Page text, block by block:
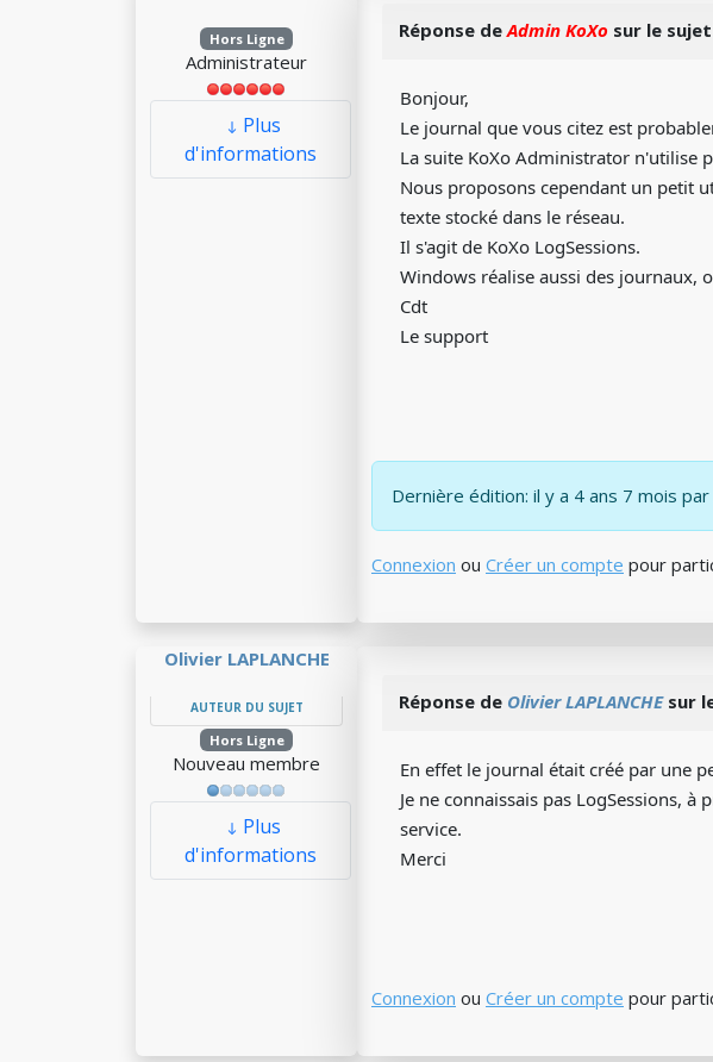
Hors Ligne
Administrateur
Plus
d'informations
Réponse deAdmin KoXo sur le sujet
Bonjour,
Le journal que vous citez est
La suite KoXo Administrator n'utilise
Nous proposons cependant un petit
texte stocké dans le réseau.
Il s'agit de KoXo LogSessions.
Windows réalise aussi des journaux,
Cdt
Le support
Dernière édition: il y a 4 ans 7 mois par
Connexion ou Créer un compte pour
Olivier LAPLANCHE
AUTEUR DU SUJET
Hors Ligne
Nouveau membre
Plus
d'informations
Réponse de Olivier LAPLANCHEsur
En effet le journal était créé par une
Je ne connaissais pas LogSessions,
service.
Merci
Connexion ou Créer un compte pour